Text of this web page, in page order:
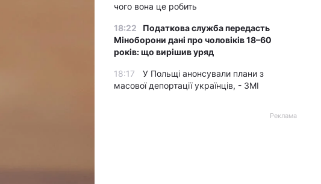
чого вона це робить
18:22
Податкова служба передасть
Міноборони дані про чоловіків 18–60
років: що вирішив уряд
18:17
У Польщі анонсували плани з
масової депортації українців, - ЗМІ
Реклама